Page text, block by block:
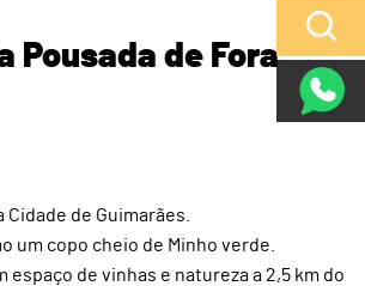
Pousada de Fora
Cidade de Guimarães.
um copo cheio de Minho verde.
espaço de vinhas e natureza a 2,5 km do